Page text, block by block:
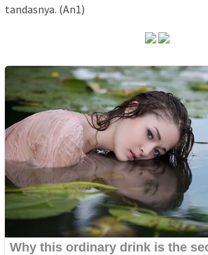
tandasnya. (An1)